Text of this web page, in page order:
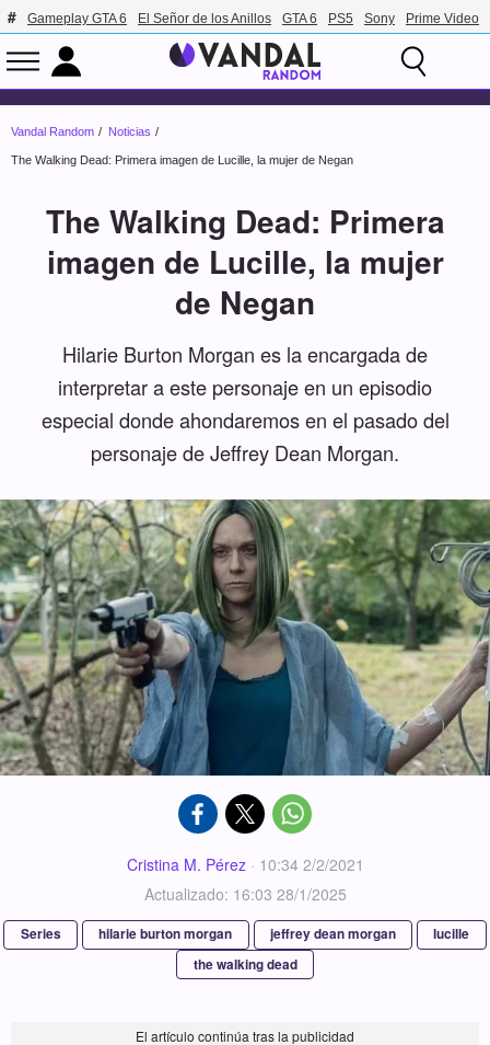
Gameplay GTA 6 El Señor de los Anillos GTA 6 PS5 Sony Prime Video
Vandal Random Noticias
The Walking Dead: Primera imagen de Lucille, la mujer de Negan
The Walking Dead: Primera
imagen de Lucille, la mujer
de Negan
Hilarie Burton Morgan es la encargada de
interpretar a este personaje en un episodio
especial donde ahondaremos en el pasado del
personaje de Jeffrey Dean Morgan.
Cristina M. Pérez· 10:34 2/2/2021
Actualizado: 16:03 28/1/2025
Series hilarie burton morgan jeffrey dean morgan
lucille
the walking dead